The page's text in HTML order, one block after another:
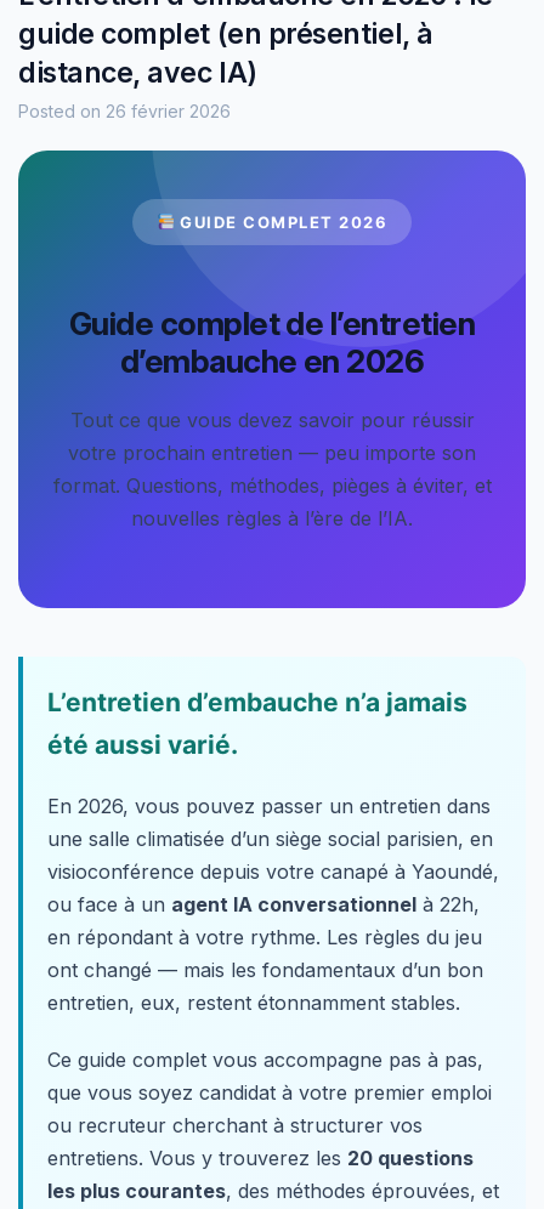
guide complet (en présentiel, à
distance, avec IA)
Posted on 26 février 2026
GUIDE COMPLET 2026
Guide complet de l’entretien
d’embauche en 2026
Tout ce que vous devez savoir pour réussir
votre prochain entretien — peu importe son
format. Questions, méthodes, pièges à éviter, et
nouvelles règles à l’ère de l’IA.
L’entretien d’embauche n’a jamais
été aussi varié.
En 2026, vous pouvez passer un entretien dans
une salle climatisée d’un siège social parisien, en
visioconférence depuis votre canapé à Yaoundé,
ou face à un agent IA conversationnel à 22h,
en répondant à votre rythme. Les règles du jeu
ont changé — mais les fondamentaux d’un bon
entretien, eux, restent étonnamment stables.
Ce guide complet vous accompagne pas à pas,
que vous soyez candidat à votre premier emploi
ou recruteur cherchant à structurer vos
entretiens. Vous y trouverez les 20 questions
les plus courantes, des méthodes éprouvées, et